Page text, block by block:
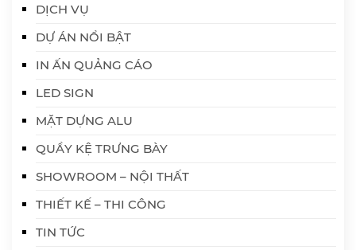
DỊCH VỤ
DỰ ÁN NỔI BẬT
IN ẤN QUẢNG CÁO
LED SIGN
MẶT DỰNG ALU
QUẦY KỆ TRƯNG BÀY
SHOWROOM – NỘI THẤT
THIẾT KẾ – THI CÔNG
TIN TỨC